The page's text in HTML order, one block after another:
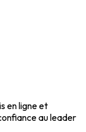
en ligne et
au leader